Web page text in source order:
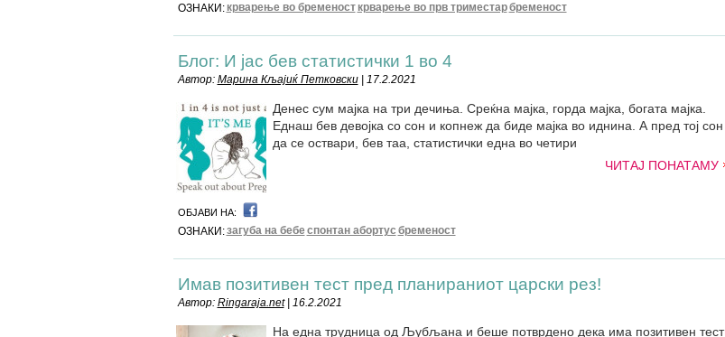
ОЗНАКИ: крварење во бременост крварење во прв триместарбременост
Блог: И јас бев статистички 1 во 4
Автор: Марина Кљајиќ Петковски| 17.2.2021
Денес сум мајка на три дечиња. Среќна мајка, горда мајка, богата мајка.
Еднаш бев девојка со сон и копнеж да биде мајка во иднина. А пред тој сон
да се оствари, бев таа, статистички една во четири
ЧИТАЈ ПОНАТАМУ
ОБЈАВИ НА:
ОЗНАКИ:загуба на бебеспонтан абортус бременост
Имав позитивен тест пред планираниот царски рез!
Автор: Ringaraja.net| 16.2.2021
На една трудница од Љубљана и беше потврдено дека има позитивен тест